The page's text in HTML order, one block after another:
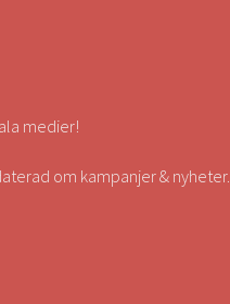
medier!
om kampanjer & nyheter.